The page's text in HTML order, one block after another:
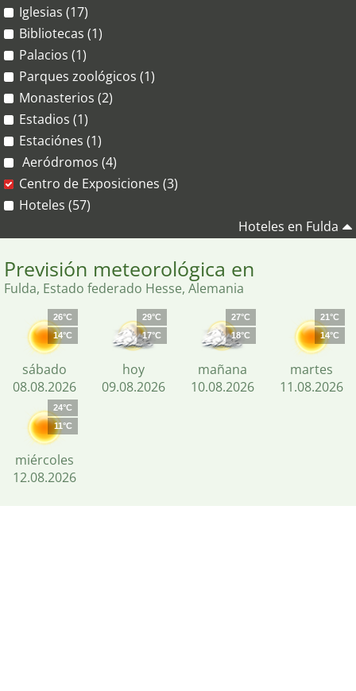
Iglesias (17)
Bibliotecas (1)
Palacios (1)
Parques zoológicos (1)
Monasterios (2)
Estadios (1)
Estaciónes (1)
Aeródromos (4)
Centro de Exposiciones (3)
Hoteles (57)
Hoteles en Fulda
Previsión meteorológica en
Fulda, Estado federado Hesse, Alemania
26°C
14°C
sábado
08.08.2026
29°C
17°C
hoy
09.08.2026
27°C
18°C
mañana
10.08.2026
21°C
14°C
martes
11.08.2026
24°C
11°C
miércoles
12.08.2026